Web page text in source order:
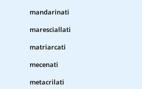
mandarinati
maresciallati
matriarcati
mecenati
metacrilati